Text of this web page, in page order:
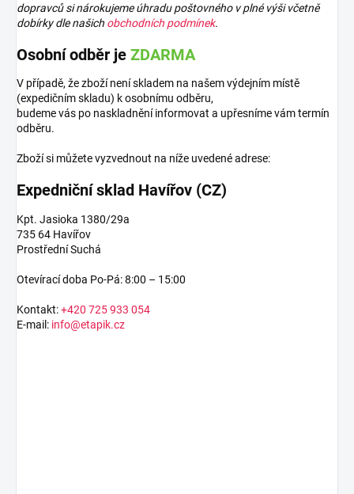
dopravců si nárokujeme úhradu poštovného v plné výši včetně
dobírky dle našich obchodních podmínek.
Osobní odběr je ZDARMA
V případě, že zboží není skladem na našem výdejním místě
(expedičním skladu) k osobnímu odběru,
budeme vás po naskladnění informovat a upřesníme vám termín
odběru.
Zboží si můžete vyzvednout na níže uvedené adrese:
Expedniční sklad Havířov (CZ)
Kpt. Jasioka 1380/29a
735 64 Havířov
Prostřední Suchá
Otevírací doba Po-Pá: 8:00 – 15:00
Kontakt:+420 725 933 054
E-mail: info@etapik.cz